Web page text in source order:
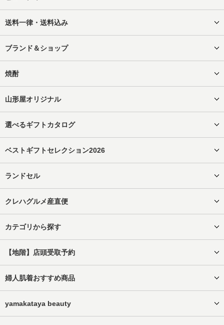
送料一律・送料込み
ブランド＆ショップ
焼酎
山形屋オリジナル
選べるギフトカタログ
ベストギフトセレクション2026
ランドセル
クレハグルメ産直便
カテゴリから探す
【地階】店頭受取予約
婦人肌着おすすめ商品
yamakataya beauty